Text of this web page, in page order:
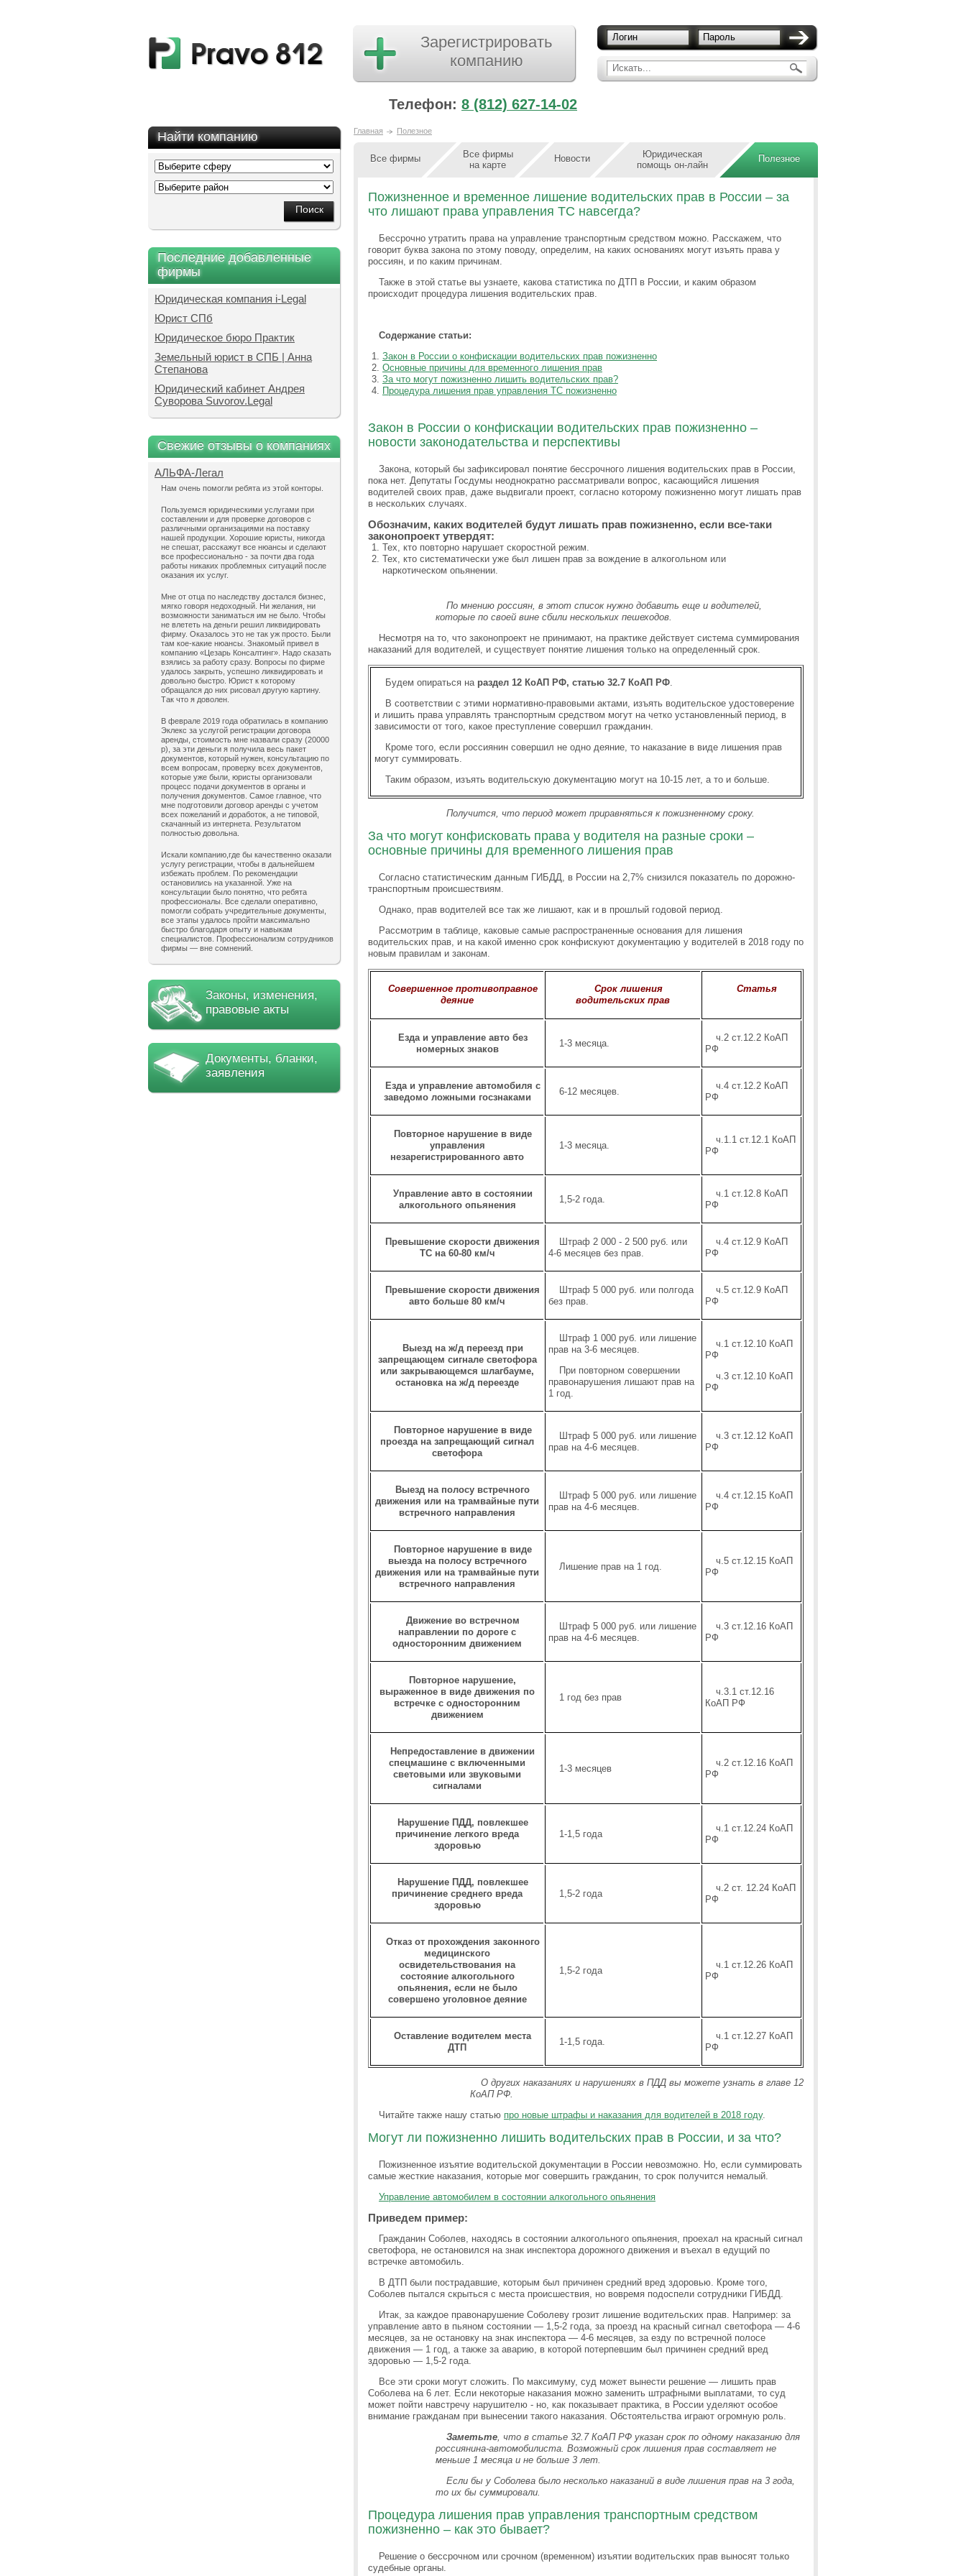
Искать...
Логин Пароль
Зарегистрировать
компанию
Телефон: 8 (812) 627-14-02
Найти компанию
Последние добавленные
фирмы
Юридическая компания i-Legal
Юрист СПб
Юридическое бюро Практик
Земельный юрист в СПБ | Анна
Степанова
Юридический кабинет Андрея
Суворова Suvorov.Legal
Свежие отзывы о компаниях
АЛЬФА-Легал
Нам очень помогли ребята из этой конторы.
Пользуемся юридическими услугами при
составлении и для проверке договоров с
различными организациями на поставку
нашей продукции. Хорошие юристы, никогда
не спешат, расскажут все нюансы и сделают
все профессионально - за почти два года
работы никаких проблемных ситуаций после
оказания их услуг.
Мне от отца по наследству достался бизнес,
мягко говоря недоходный. Ни желания, ни
возможности заниматься им не было. Чтобы
не влететь на деньги решил ликвидировать
фирму. Оказалось это не так уж просто. Были
там кое-какие нюансы. Знакомый привел в
компанию «Цезарь Консалтинг». Надо сказать
взялись за работу сразу. Вопросы по фирме
удалось закрыть, успешно ликвидировать и
довольно быстро. Юрист к которому
обращался до них рисовал другую картину.
Так что я доволен.
В феврале 2019 года обратилась в компанию
Эклекс за услугой регистрации договора
аренды, стоимость мне назвали сразу (20000
р), за эти деньги я получила весь пакет
документов, который нужен, консультацию по
всем вопросам, проверку всех документов,
которые уже были, юристы организовали
процесс подачи документов в органы и
получения документов. Самое главное, что
мне подготовили договор аренды с учетом
всех пожеланий и доработок, а не типовой,
скачанный из интернета. Результатом
полностью довольна.
Искали компанию,где бы качественно оказали
услугу регистрации, чтобы в дальнейшем
избежать проблем. По рекомендации
остановились на указанной. Уже на
консультации было понятно, что ребята
профессионалы. Все сделали оперативно,
помогли собрать учредительные документы,
все этапы удалось пройти максимально
быстро благодаря опыту и навыкам
специалистов. Профессионализм сотрудников
фирмы — вне сомнений.
Законы, изменения,
правовые акты
Документы, бланки,
заявления
Главная Полезное
Все фирмы
Все фирмы
на карте
Новости
Юридическая
помощь он-лайн
Полезное
Пожизненное и временное лишение водительских прав в России – за
что лишают права управления ТС навсегда?
Бессрочно утратить права на управление транспортным средством можно. Расскажем, что
говорит буква закона по этому поводу, определим, на каких основаниях могут изъять права у
россиян, и по каким причинам.
Также в этой статье вы узнаете, какова статистика по ДТП в России, и каким образом
происходит процедура лишения водительских прав.
Содержание статьи:
Закон в России о конфискации водительских прав пожизненно
Основные причины для временного лишения прав
За что могут пожизненно лишить водительских прав?
Процедура лишения прав управления ТС пожизненно
Закон в России о конфискации водительских прав пожизненно –
новости законодательства и перспективы
Закона, который бы зафиксировал понятие бессрочного лишения водительских прав в России,
пока нет. Депутаты Госдумы неоднократно рассматривали вопрос, касающийся лишения
водителей своих прав, даже выдвигали проект, согласно которому пожизненно могут лишать прав
в нескольких случаях.
Обозначим, каких водителей будут лишать прав пожизненно, если все-таки
законопроект утвердят:
Тех, кто повторно нарушает скоростной режим.
Тех, кто систематически уже был лишен прав за вождение в алкогольном или
наркотическом опьянении.
По мнению россиян, в этот список нужно добавить еще и водителей,
которые по своей вине сбили нескольких пешеходов.
Несмотря на то, что законопроект не принимают, на практике действует система суммирования
наказаний для водителей, и существует понятие лишения только на определенный срок.
Будем опираться на раздел 12 КоАП РФ, статью 32.7 КоАП РФ.
В соответствии с этими нормативно-правовыми актами, изъять водительское удостоверение
и лишить права управлять транспортным средством могут на четко установленный период, в
зависимости от того, какое преступление совершил гражданин.
Кроме того, если россиянин совершил не одно деяние, то наказание в виде лишения прав
могут суммировать.
Таким образом, изъять водительскую документацию могут на 10-15 лет, а то и больше.
Получится, что период может приравняться к пожизненному сроку.
За что могут конфисковать права у водителя на разные сроки –
основные причины для временного лишения прав
Согласно статистическим данным ГИБДД, в России на 2,7% снизился показатель по дорожно-
транспортным происшествиям.
Однако, прав водителей все так же лишают, как и в прошлый годовой период.
Рассмотрим в таблице, каковые самые распространенные основания для лишения
водительских прав, и на какой именно срок конфискуют документацию у водителей в 2018 году по
новым правилам и законам.
Совершенное противоправное
деяние
Срок лишения
водительских прав
Статья
Езда и управление авто без
номерных знаков
1-3 месяца.
ч.2 ст.12.2 КоАП
РФ
Езда и управление автомобиля с
заведомо ложными госзнаками
6-12 месяцев.
ч.4 ст.12.2 КоАП
РФ
Повторное нарушение в виде
управления
незарегистрированного авто
1-3 месяца.
ч.1.1 ст.12.1 КоАП
РФ
Управление авто в состоянии
алкогольного опьянения
1,5-2 года.
ч.1 ст.12.8 КоАП
РФ
Превышение скорости движения
ТС на 60-80 км/ч
Штраф 2 000 - 2 500 руб. или
4-6 месяцев без прав.
ч.4 ст.12.9 КоАП
РФ
Превышение скорости движения
авто больше 80 км/ч
Штраф 5 000 руб. или полгода
без прав.
ч.5 ст.12.9 КоАП
РФ
Выезд на ж/д переезд при
запрещающем сигнале светофора
или закрывающемся шлагбауме,
остановка на ж/д переезде
Штраф 1 000 руб. или лишение
прав на 3-6 месяцев.
При повторном совершении
правонарушения лишают прав на
1 год.
ч.1 ст.12.10 КоАП
РФ
ч.3 ст.12.10 КоАП
РФ
Повторное нарушение в виде
проезда на запрещающий сигнал
светофора
Штраф 5 000 руб. или лишение
прав на 4-6 месяцев.
ч.3 ст.12.12 КоАП
РФ
Выезд на полосу встречного
движения или на трамвайные пути
встречного направления
Штраф 5 000 руб. или лишение
прав на 4-6 месяцев.
ч.4 ст.12.15 КоАП
РФ
Повторное нарушение в виде
выезда на полосу встречного
движения или на трамвайные пути
встречного направления
Лишение прав на 1 год.
ч.5 ст.12.15 КоАП
РФ
Движение во встречном
направлении по дороге с
односторонним движением
Штраф 5 000 руб. или лишение
прав на 4-6 месяцев.
ч.3 ст.12.16 КоАП
РФ
Повторное нарушение,
выраженное в виде движения по
встречке с односторонним
движением
1 год без прав
ч.3.1 ст.12.16
КоАП РФ
Непредоставление в движении
спецмашине с включенными
световыми или звуковыми
сигналами
1-3 месяцев
ч.2 ст.12.16 КоАП
РФ
Нарушение ПДД, повлекшее
причинение легкого вреда
здоровью
1-1,5 года
ч.1 ст.12.24 КоАП
РФ
Нарушение ПДД, повлекшее
причинение среднего вреда
здоровью
1,5-2 года
ч.2 ст. 12.24 КоАП
РФ
Отказ от прохождения законного
медицинского
освидетельствования на
состояние алкогольного
опьянения, если не было
совершено уголовное деяние
1,5-2 года
ч.1 ст.12.26 КоАП
РФ
Оставление водителем места
ДТП
1-1,5 года.
ч.1 ст.12.27 КоАП
РФ
О других наказаниях и нарушениях в ПДД вы можете узнать в главе 12
КоАП РФ.
Читайте также нашу статью про новые штрафы и наказания для водителей в 2018 году.
Могут ли пожизненно лишить водительских прав в России, и за что?
Пожизненное изъятие водительской документации в России невозможно. Но, если суммировать
самые жесткие наказания, которые мог совершить гражданин, то срок получится немалый.
Управление автомобилем в состоянии алкогольного опьянения
Приведем пример:
Гражданин Соболев, находясь в состоянии алкогольного опьянения, проехал на красный сигнал
светофора, не остановился на знак инспектора дорожного движения и въехал в едущий по
встречке автомобиль.
В ДТП были пострадавшие, которым был причинен средний вред здоровью. Кроме того,
Соболев пытался скрыться с места происшествия, но вовремя подоспели сотрудники ГИБДД.
Итак, за каждое правонарушение Соболеву грозит лишение водительских прав. Например: за
управление авто в пьяном состоянии — 1,5-2 года, за проезд на красный сигнал светофора — 4-6
месяцев, за не остановку на знак инспектора — 4-6 месяцев, за езду по встречной полосе
движения — 1 год, а также за аварию, в которой потерпевшим был причинен средний вред
здоровью — 1,5-2 года.
Все эти сроки могут сложить. По максимуму, суд может вынести решение — лишить прав
Соболева на 6 лет. Если некоторые наказания можно заменить штрафными выплатами, то суд
может пойти навстречу нарушителю - но, как показывает практика, в России уделяют особое
внимание гражданам при вынесении такого наказания. Обстоятельства играют огромную роль.
Заметьте, что в статье 32.7 КоАП РФ указан срок по одному наказанию для
россиянина-автомобилиста. Возможный срок лишения прав составляет не
меньше 1 месяца и не больше 3 лет.
Если бы у Соболева было несколько наказаний в виде лишения прав на 3 года,
то их бы суммировали.
Процедура лишения прав управления транспортным средством
пожизненно – как это бывает?
Решение о бессрочном или срочном (временном) изъятии водительских прав выносят только
судебные органы.